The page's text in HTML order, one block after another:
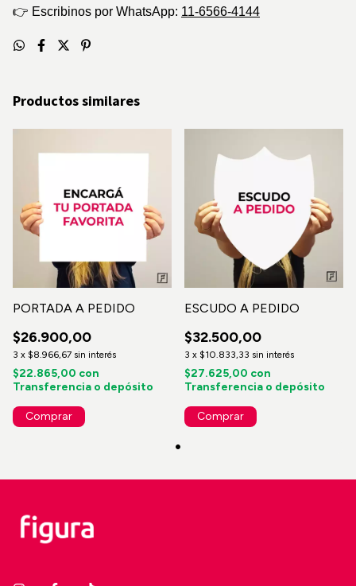
👉 Escribinos por WhatsApp: 11-6566-4144
Productos similares
PORTADA A PEDIDO
$26.900,00
3 x $8.966,67 sin interés
$22.865,00 con
Transferencia o depósito
Comprar
ESCUDO A PEDIDO
$32.500,00
3 x $10.833,33 sin interés
$27.625,00 con
Transferencia o depósito
Comprar